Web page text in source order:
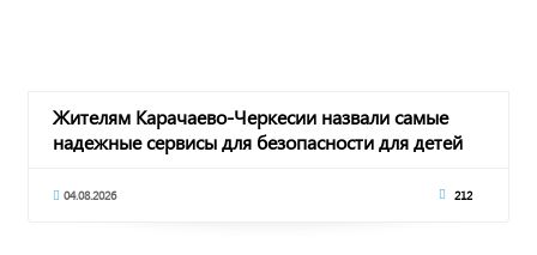
Жителям Карачаево-Черкесии назвали самые
надежные сервисы для безопасности для детей
04.08.2026 212